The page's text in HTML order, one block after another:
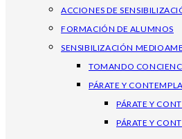
ACCIONES DE
FORMACIÓN DE ALUMNOS
SENSIBILIZACIÓN
TOMANDO
PÁRATE Y CONTEMPLA
PÁRATE Y
PÁRATE Y